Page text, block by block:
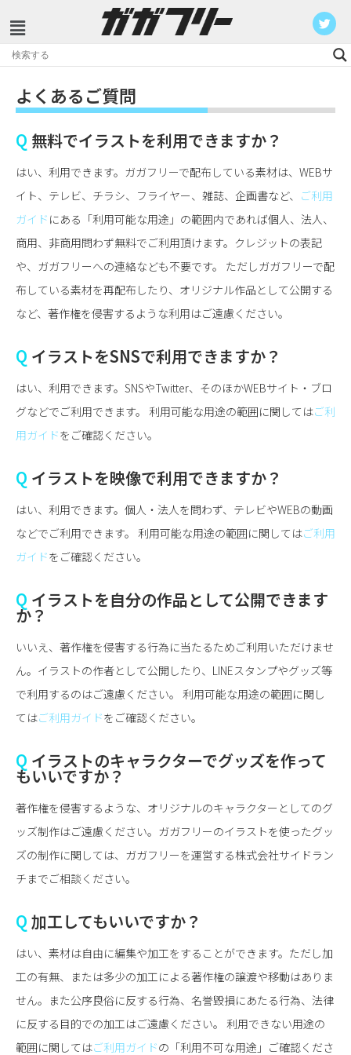
ン
テ
ン
ツ
よくあるご質問
Q 無料でイラストを利用できますか？
はい、利用できます。ガガフリーで配布している素材は、WEBサ
イト、テレビ、チラシ、フライヤー、雑誌、企画書など、 ご利用
ガイド にある「利用可能な用途」の範囲内であれば個人、法人、
商用、非商用問わず無料でご利用頂けます。クレジットの表記
や、ガガフリーへの連絡なども不要です。 ただしガガフリーで配
布している素材を再配布したり、オリジナル作品として公開する
など、著作権を侵害するような利用はご遠慮ください。
Q イラストをSNSで利用できますか？
はい、利用できます。SNSやTwitter、そのほかWEBサイト・ブロ
グなどでご利用できます。 利用可能な用途の範囲に関してはご利
用ガイドをご確認ください。
Q イラストを映像で利用できますか？
はい、利用できます。個人・法人を問わず、テレビやWEBの動画
などでご利用できます。 利用可能な用途の範囲に関してはご利用
ガイドをご確認ください。
Q イラストを自分の作品として公開できます
か？
いいえ、著作権を侵害する行為に当たるためご利用いただけませ
ん。イラストの作者として公開したり、LINEスタンプやグッズ等
で利用するのはご遠慮ください。 利用可能な用途の範囲に関し
てはご利用ガイドをご確認ください。
Q イラストのキャラクターでグッズを作って
もいいですか？
著作権を侵害するような、オリジナルのキャラクターとしてのグ
ッズ制作はご遠慮ください。ガガフリーのイラストを使ったグッ
ズの制作に関しては、ガガフリーを運営する株式会社サイドラン
チまでご相談ください。
Q 加工してもいいですか？
はい、素材は自由に編集や加工をすることができます。ただし加
工の有無、または多少の加工による著作権の譲渡や移動はありま
せん。また公序良俗に反する行為、名誉毀損にあたる行為、法律
に反する目的での加工はご遠慮ください。 利用できない用途の
範囲に関してはご利用ガイドの「利用不可な用途」ご確認くださ